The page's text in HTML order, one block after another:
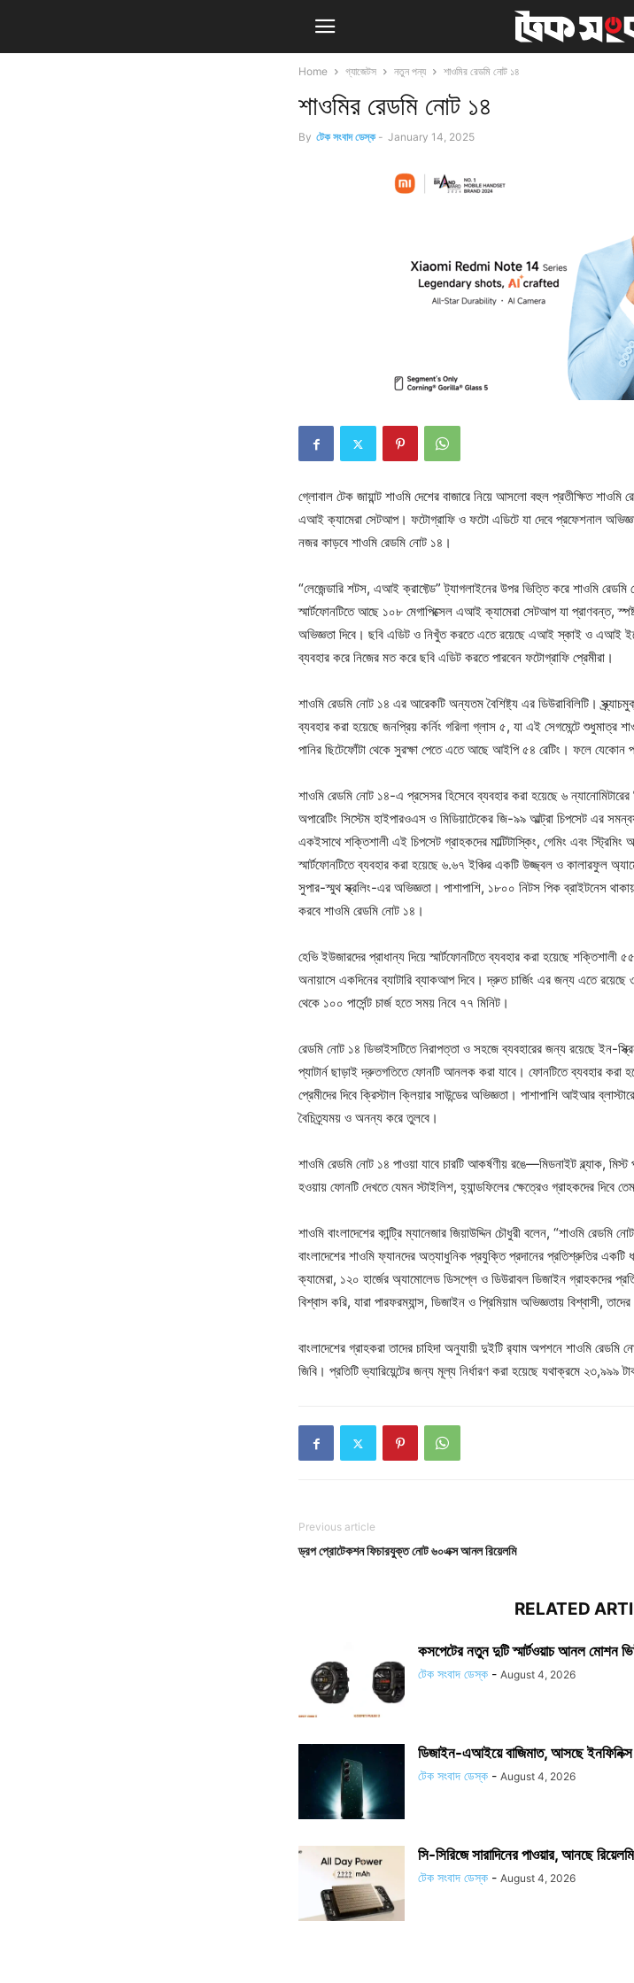
Home গ্যাজেটস নতুন পন্য শাওমির রেডমি নোট ১৪
শাওমির রেডমি নোট ১৪
By টেক সংবাদ ডেস্ক - January 14, 2025
গ্লোবাল টেক জায়ান্ট শাওমি দেশের বাজারে নিয়ে আসলো বহুল প্রতীক্ষিত
এআই ক্যামেরা সেটআপ। ফটোগ্রাফি ও ফটো এডিটে যা দেবে প্রফেশনাল
নজর কাড়বে শাওমি রেডমি নোট ১৪।
“লেজেন্ডারি শটস, এআই ক্রাফ্টেড” ট্যাগলাইনের উপর ভিত্তি করে শাওমি
স্মার্টফোনটিতে আছে ১০৮ মেগাপিক্সেল এআই ক্যামেরা সেটআপ যা প্রাণবন্ত,
অভিজ্ঞতা দিবে। ছবি এডিট ও নিখুঁত করতে এতে রয়েছে এআই স্কাই ও এআই
ব্যবহার করে নিজের মত করে ছবি এডিট করতে পারবেন ফটোগ্রাফি প্রেমীরা।
শাওমি রেডমি নোট ১৪ এর আরেকটি অন্যতম বৈশিষ্ট্য এর ডিউরাবিলিটি।
ব্যবহার করা হয়েছে জনপ্রিয় কর্নিং গরিলা গ্লাস ৫, যা এই সেগমেন্টে শুধুমাত্র
পানির ছিটেফোঁটা থেকে সুরক্ষা পেতে এতে আছে আইপি ৫৪ রেটিং। ফলে যেকোন
শাওমি রেডমি নোট ১৪-এ প্রসেসর হিসেবে ব্যবহার করা হয়েছে ৬
অপারেটিং সিস্টেম হাইপারওএস ও মিডিয়াটেকের জি-৯৯ আল্ট্রা চিপসেট এর
একইসাথে শক্তিশালী এই চিপসেট গ্রাহকদের মাল্টিটাস্কিং, গেমিং এবং
স্মার্টফোনটিতে ব্যবহার করা হয়েছে ৬.৬৭ ইঞ্চির একটি উজ্জ্বল ও কালারফুল
সুপার-স্মুথ স্ক্রলিং-এর অভিজ্ঞতা। পাশাপাশি, ১৮০০ নিটস পিক ব্রাইটনেস
করবে শাওমি রেডমি নোট ১৪।
হেভি ইউজারদের প্রাধান্য দিয়ে স্মার্টফোনটিতে ব্যবহার করা হয়েছে
অনায়াসে একদিনের ব্যাটারি ব্যাকআপ দিবে। দ্রুত চার্জিং এর জন্য এতে রয়েছে
থেকে ১০০ পার্সেন্ট চার্জ হতে সময় নিবে ৭৭ মিনিট।
রেডমি নোট ১৪ ডিভাইসটিতে নিরাপত্তা ও সহজে ব্যবহারের জন্য রয়েছে ইন-
প্যাটার্ন ছাড়াই দ্রুতগতিতে ফোনটি আনলক করা যাবে। ফোনটিতে ব্যবহার করা
প্রেমীদের দিবে ক্রিস্টাল ক্লিয়ার সাউন্ডের অভিজ্ঞতা। পাশাপাশি আইআর
বৈচিত্র্যময় ও অনন্য করে তুলবে।
শাওমি রেডমি নোট ১৪ পাওয়া যাবে চারটি আকর্ষণীয় রঙে—মিডনাইট ব্ল্যাক,
হওয়ায় ফোনটি দেখতে যেমন স্টাইলিশ, হ্যান্ডফিলের ক্ষেত্রেও গ্রাহকদের দিবে
শাওমি বাংলাদেশের কান্ট্রি ম্যানেজার জিয়াউদ্দিন চৌধুরী বলেন, “শাওমি
বাংলাদেশের শাওমি ফ্যানদের অত্যাধুনিক প্রযুক্তি প্রদানের প্রতিশ্রুতির
ক্যামেরা, ১২০ হার্জের অ্যামোলেড ডিসপ্লে ও ডিউরাবল ডিজাইন গ্রাহকদের
বিশ্বাস করি, যারা পারফরম্যান্স, ডিজাইন ও প্রিমিয়াম অভিজ্ঞতায় বিশ্বাসী,
বাংলাদেশের গ্রাহকরা তাদের চাহিদা অনুযায়ী দুইটি র‍্যাম অপশনে শাওমি
জিবি। প্রতিটি ভ্যারিয়েন্টের জন্য মূল্য নির্ধারণ করা হয়েছে যথাক্রমে ২৩,৯৯৯
Previous article
ড্রপ প্রোটেকশন ফিচারযুক্ত নোট ৬০এক্স আনল রিয়েলমি
RELATED
কসপেটের নতুন দুটি স্মার্টওয়াচ আনল মোশন
টেক সংবাদ ডেস্ক - August 4, 2026
ডিজাইন-এআইয়ে বাজিমাত, আসছে
টেক সংবাদ ডেস্ক - August 4, 2026
সি-সিরিজে সারাদিনের পাওয়ার, আনছে রিয়েলমি
টেক সংবাদ ডেস্ক - August 4, 2026